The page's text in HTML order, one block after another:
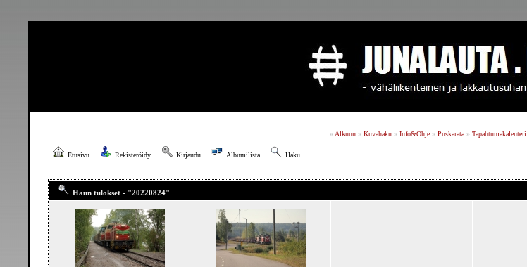
» Alkuun» Kuvahaku» Info&Ohje» Puskarata» Tapahtumakalenteri
Etusivu Rekisteröidy Kirjaudu Albumilista Haku
Haun tulokset - "20220824"